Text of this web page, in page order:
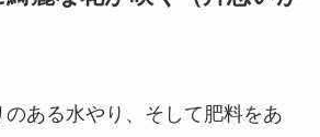
のある水やり、そして肥料をあ